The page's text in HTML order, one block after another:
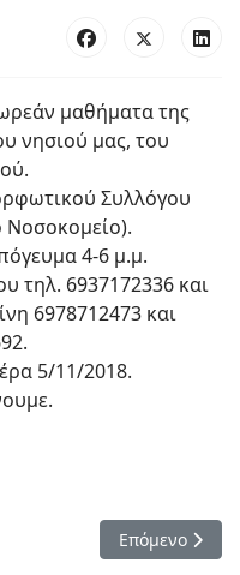
μαθήματα της
νησιού μας, του
Συλλόγου
Νοσοκομείο).
4-6 μ.μ.
τηλ. 6937172336 και
6978712473 και
5/11/2018.
ΚΟΠΑΝΕΛΙΟΥΕπόμενο
Επόμενο